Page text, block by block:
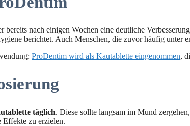
bereits nach einigen Wochen eine deutliche
berichtet. Auch Menschen, die zuvor häufig
ProDentim wird als Kautablette eingenommen,
täglich. Diese sollte langsam im Mund
Effekte zu erzielen.